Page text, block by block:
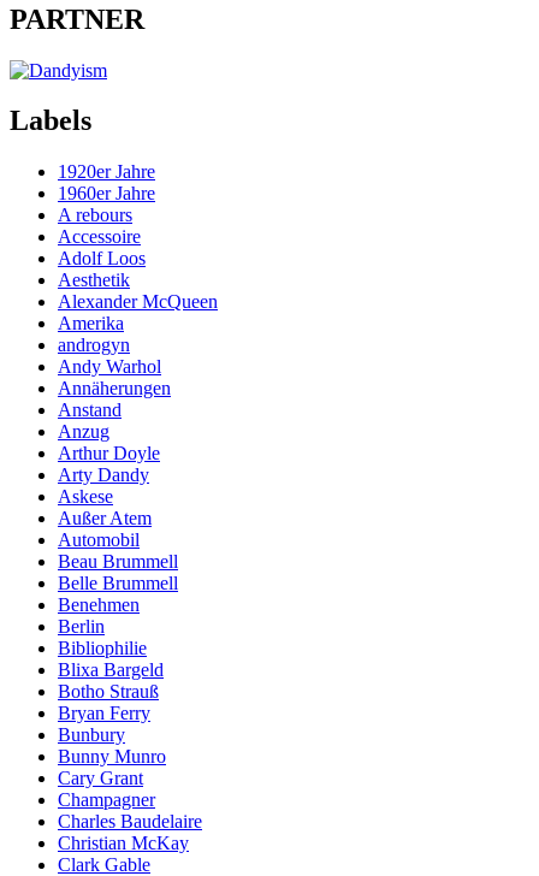
PARTNER
Labels
1920er Jahre
1960er Jahre
A rebours
Accessoire
Adolf Loos
Aesthetik
Alexander McQueen
Amerika
androgyn
Andy Warhol
Annäherungen
Anstand
Anzug
Arthur Doyle
Arty Dandy
Askese
Außer Atem
Automobil
Beau Brummell
Belle Brummell
Benehmen
Berlin
Bibliophilie
Blixa Bargeld
Botho Strauß
Bryan Ferry
Bunbury
Bunny Munro
Cary Grant
Champagner
Charles Baudelaire
Christian McKay
Clark Gable